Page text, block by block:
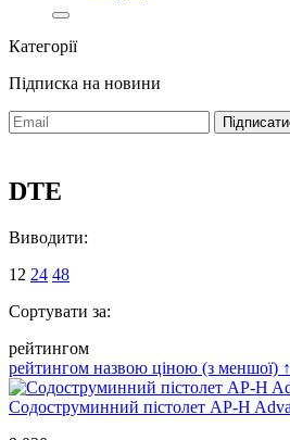
Категорії
Підписка на новини
DTE
Виводити:
12 24 48
Сортувати за:
рейтингом
рейтингом назвою ціною (з меншої) ↑
Содоструминний пістолет AP-H